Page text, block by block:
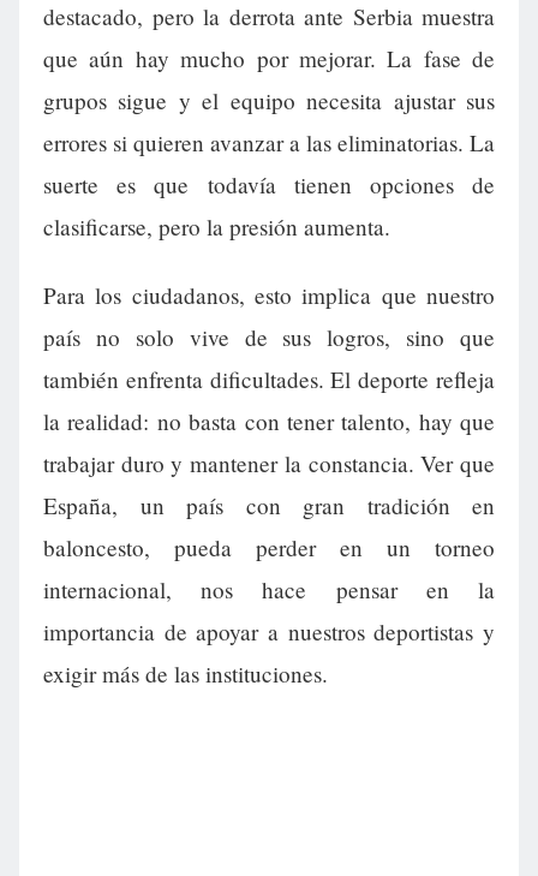
destacado, pero la derrota ante Serbia muestra
que aún hay mucho por mejorar. La fase de
grupos sigue y el equipo necesita ajustar sus
errores si quieren avanzar a las eliminatorias. La
suerte es que todavía tienen opciones de
clasificarse, pero la presión aumenta.
Para los ciudadanos, esto implica que nuestro
país no solo vive de sus logros, sino que
también enfrenta dificultades. El deporte refleja
la realidad: no basta con tener talento, hay que
trabajar duro y mantener la constancia. Ver que
España, un país con gran tradición en
baloncesto, pueda perder en un torneo
internacional, nos hace pensar en la
importancia de apoyar a nuestros deportistas y
exigir más de las instituciones.